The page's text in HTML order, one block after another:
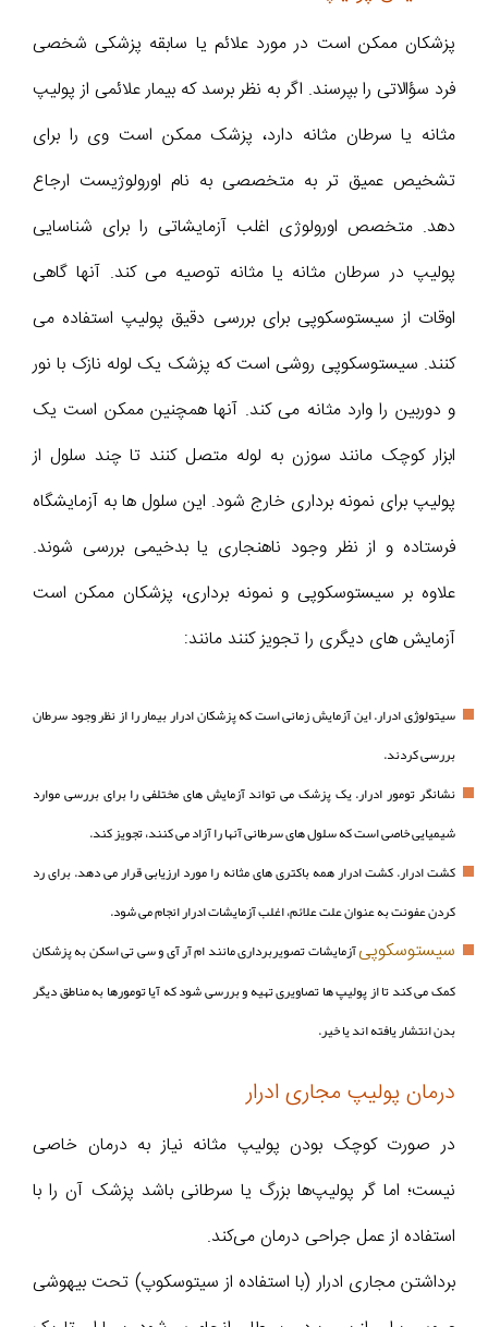
پزشکان ممکن است در مورد علائم یا سابقه پزشکی شخصی
فرد سؤالاتی را بپرسند. اگر به نظر برسد که بیمار علائمی از پولیپ
مثانه یا سرطان مثانه دارد، پزشک ممکن است وی را برای
تشخیص عمیق تر به متخصصی به نام اورولوژیست ارجاع
دهد. متخصص اورولوژی اغلب آزمایشاتی را برای شناسایی
پولیپ در سرطان مثانه یا مثانه توصیه می کند. آنها گاهی
اوقات از سیستوسکوپی برای بررسی دقیق پولیپ استفاده می
کنند. سیستوسکوپی روشی است که پزشک یک لوله نازک با نور
و دوربین را وارد مثانه می کند. آنها همچنین ممکن است یک
ابزار کوچک مانند سوزن به لوله متصل کنند تا چند سلول از
پولیپ برای نمونه برداری خارج شود. این سلول ها به آزمایشگاه
فرستاده و از نظر وجود ناهنجاری یا بدخیمی بررسی شوند.
علاوه بر سیستوسکوپی و نمونه برداری، پزشکان ممکن است
آزمایش های دیگری را تجویز کنند مانند:
سیتولوژی ادرار. این آزمایش زمانی است که پزشکان ادرار بیمار را از نظر وجود سرطان
بررسی کردند.
نشانگر تومور ادرار. یک پزشک می تواند آزمایش های مختلفی را برای بررسی موارد
شیمیایی خاصی است که سلول های سرطانی آنها را آزاد می کنند، تجویز کند.
کشت ادرار. کشت ادرار همه باکتری های مثانه را مورد ارزیابی قرار می دهد. برای رد
کردن عفونت به عنوان علت علائم، اغلب آزمایشات ادرار انجام می شود.
سیستوسکوپیآزمایشات تصویربرداری مانند ام آر آی و سی تی اسکن به پزشکان
کمک می کند تا از پولیپ ها تصاویری تهیه و بررسی شود که آیا تومورها به مناطق دیگر
بدن انتشار یافته اند یا خیر.
درمان پولیپ مجاری ادرار
در صورت کوچک بودن پولیپ‌ مثانه نیاز به درمان خاصی
نیست؛ اما گر پولیپ‌ها بزرگ یا سرطانی باشد پزشک آن را با
استفاده از عمل جراحی درمان می‌کند.
برداشتن مجاری ادرار (با استفاده از سیتوسکوپ) تحت بیهوشی